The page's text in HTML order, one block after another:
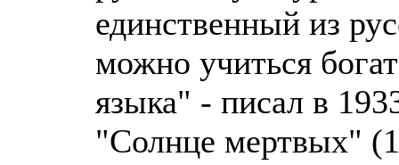
единственный из
можно учиться
языка" - писал в
"Солнце мертвых"